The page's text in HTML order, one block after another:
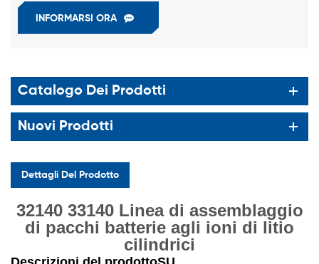
INFORMARSI ORA
Catalogo Dei Prodotti
Nuovi Prodotti
Dettagli Del Prodotto
32140 33140 Linea di assemblaggio
di pacchi batterie agli ioni di litio
cilindrici